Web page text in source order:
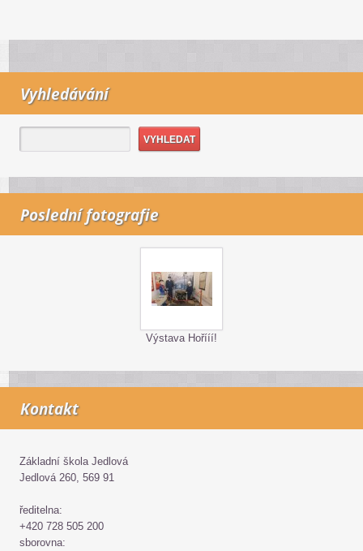
Vyhledávání
Poslední fotografie
Výstava Hořííí!
Kontakt
Základní škola Jedlová
Jedlová 260, 569 91
ředitelna:
+420 728 505 200
sborovna: